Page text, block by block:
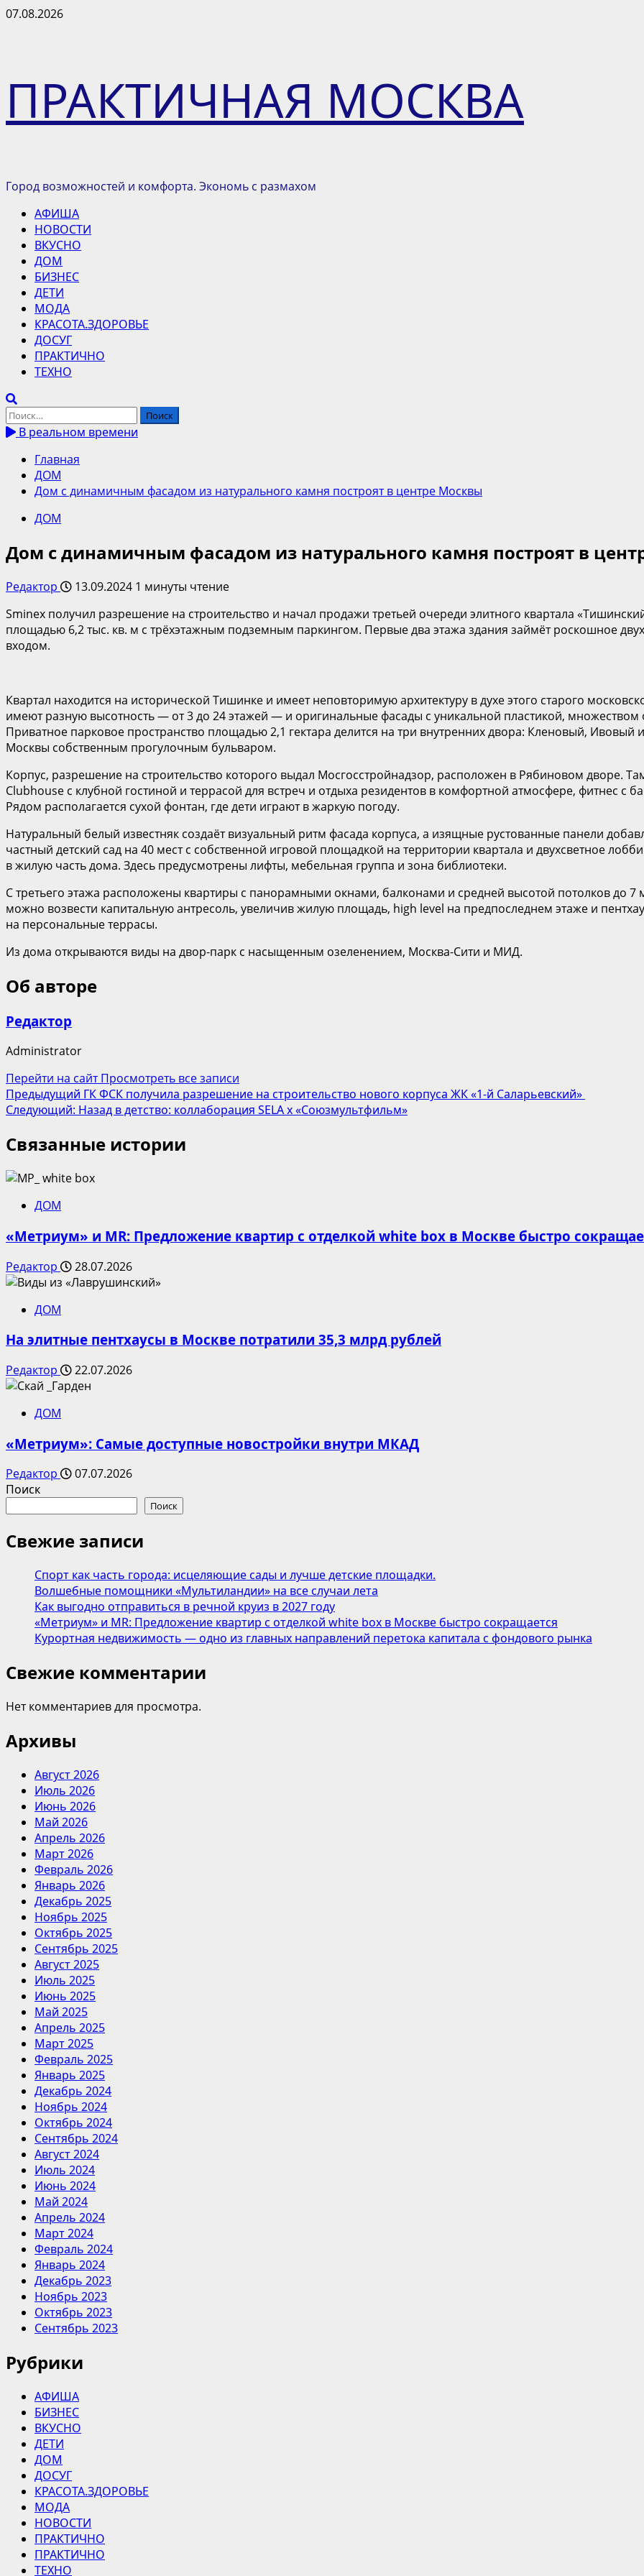
Перейти
07.08.2026
ПРАКТИЧНАЯ МОСКВА
Город возможностей и комфорта. Экономь с размахом
Основное
меню
АФИША
НОВОСТИ
ВКУСНО
ДОМ
БИЗНЕС
ДЕТИ
МОДА
КРАСОТА.ЗДОРОВЬЕ
ДОСУГ
ПРАКТИЧНО
ТЕХНО
Найти:
В реальном времени
Главная
ДОМ
Дом с динамичным фасадом из натурального камня построят в центре Москвы
ДОМ
Дом с динамичным фасадом из натурального камня построят в
Редактор 13.09.2024 1 минуты чтение
Sminex получил разрешение на строительство и начал продажи третьей очереди элитного квартала
площадью 6,2 тыс. кв. м с трёхэтажным подземным паркингом. Первые два этажа здания займёт роскошное
входом.
Квартал находится на исторической Тишинке и имеет неповторимую архитектуру в духе этого старого
имеют разную высотность — от 3 до 24 этажей — и оригинальные фасады с уникальной пластикой,
Приватное парковое пространство площадью 2,1 гектара делится на три внутренних двора: Кленовый,
Москвы собственным прогулочным бульваром.
Корпус, разрешение на строительство которого выдал Мосгосстройнадзор, расположен в Рябиновом дворе.
Clubhouse с клубной гостиной и террасой для встреч и отдыха резидентов в комфортной атмосфере, фитнес с
Рядом располагается сухой фонтан, где дети играют в жаркую погоду.
Натуральный белый известняк создаёт визуальный ритм фасада корпуса, а изящные рустованные панели
частный детский сад на 40 мест с собственной игровой площадкой на территории квартала и двухсветное
в жилую часть дома. Здесь предусмотрены лифты, мебельная группа и зона библиотеки.
С третьего этажа расположены квартиры с панорамными окнами, балконами и средней высотой потолков до 7
можно возвести капитальную антресоль, увеличив жилую площадь, high level на предпоследнем этаже и
на персональные террасы.
Из дома открываются виды на двор-парк с насыщенным озеленением, Москва-Сити и МИД.
Об авторе
Редактор
Administrator
Перейти на сайтПросмотреть все записи
Навигация
записи
Предыдущий ГК ФСК получила разрешение на строительство нового корпуса ЖК «1-й Саларьевский»
Следующий: Назад в детство: коллаборация SELA x «Союзмультфильм»
Связанные истории
ДОМ
«Метриум» и MR: Предложение квартир с отделкой white box в Москве быстро
Редактор 28.07.2026
ДОМ
На элитные пентхаусы в Москве потратили 35,3 млрд рублей
Редактор 22.07.2026
ДОМ
«Метриум»: Самые доступные новостройки внутри МКАД
Редактор
07.07.2026
Поиск
Поиск
Свежие записи
Спорт как часть города: исцеляющие сады и лучше детские площадки.
Волшебные помощники «Мультиландии» на все случаи лета
Как выгодно отправиться в речной круиз в 2027 году
«Метриум» и MR: Предложение квартир с отделкой white box в Москве быстро сокращается
Курортная недвижимость — одно из главных направлений перетока капитала с фондового рынка
Свежие комментарии
Нет комментариев для просмотра.
Архивы
Август 2026
Июль 2026
Июнь 2026
Май 2026
Апрель 2026
Март 2026
Февраль 2026
Январь 2026
Декабрь 2025
Ноябрь 2025
Октябрь 2025
Сентябрь 2025
Август 2025
Июль 2025
Июнь 2025
Май 2025
Апрель 2025
Март 2025
Февраль 2025
Январь 2025
Декабрь 2024
Ноябрь 2024
Октябрь 2024
Сентябрь 2024
Август 2024
Июль 2024
Июнь 2024
Май 2024
Апрель 2024
Март 2024
Февраль 2024
Январь 2024
Декабрь 2023
Ноябрь 2023
Октябрь 2023
Сентябрь 2023
Рубрики
АФИША
БИЗНЕС
ВКУСНО
ДЕТИ
ДОМ
ДОСУГ
КРАСОТА.ЗДОРОВЬЕ
МОДА
НОВОСТИ
ПРАКТИЧНО
ПРАКТИЧНО
ТЕХНО